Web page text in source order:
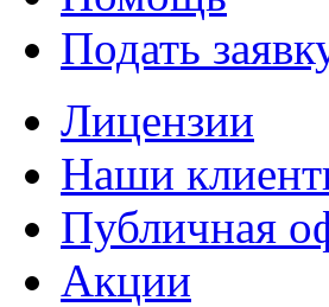
Подать
Лицензии
Наши
Публичная
Акции